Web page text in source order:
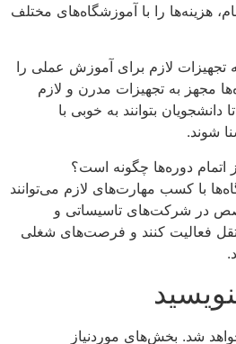
هزینه‌ها را با آموزشگاه‌های مختلف
تجهیزات لازم برای آموزش عملی را
مجهز به تجهیزات مدرن و لازم
بتوانند به خوبی با
شوند.
دوره‌ها چگونه است؟
با کسب مهارت‌های لازم می‌توانند
در شرکت‌های تاسیساتی و
فعالیت کنند و فرصت‌های شغلی
شد. بخش‌های موردنیاز